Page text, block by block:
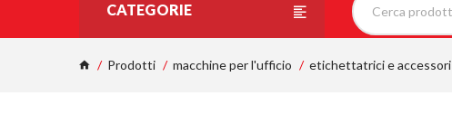
CATEGORIE
Prodotti macchine per l'ufficio etichettatrici e accessori